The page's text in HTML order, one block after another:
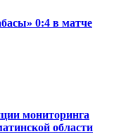
0:4 в матче
мониторинга
области